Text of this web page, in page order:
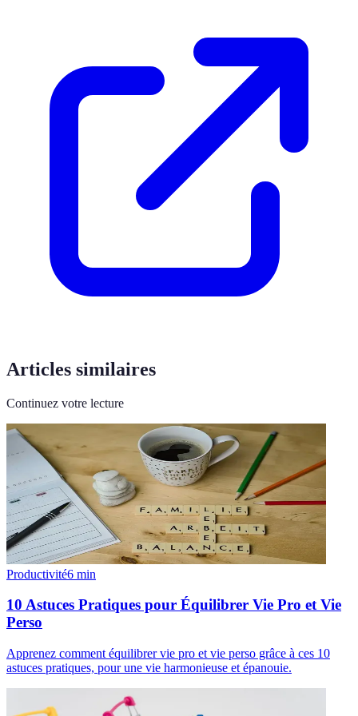
Articles similaires
Continuez votre lecture
Productivité6 min
10 Astuces Pratiques pour Équilibrer Vie Pro et Vie
Perso
Apprenez comment équilibrer vie pro et vie perso grâce à ces 10
astuces pratiques, pour une vie harmonieuse et épanouie.